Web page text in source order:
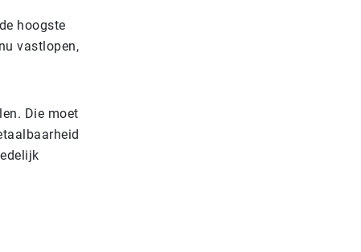
hoogste
vastlopen,
Die moet